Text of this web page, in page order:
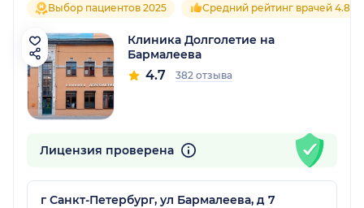
Выбор пациентов 2025 Средний рейтинг врачей 4.8
Клиника Долголетие на
Бармалеева
4.7 382 отзыва
Лицензия проверена
г Санкт-Петербург, ул Бармалеева, д 7